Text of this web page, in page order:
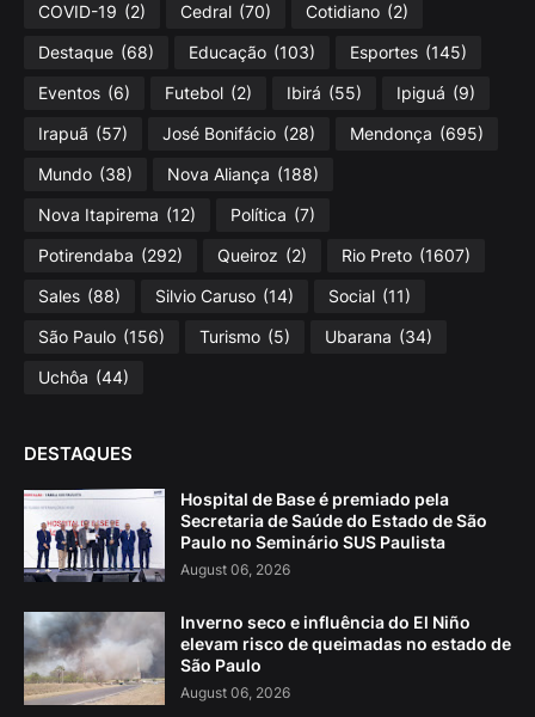
COVID-19 (2) Cedral (70) Cotidiano (2)
Destaque (68) Educação (103) Esportes (145)
Eventos (6) Futebol (2) Ibirá (55) Ipiguá (9)
Irapuã (57) José Bonifácio (28) Mendonça (695)
Mundo (38) Nova Aliança (188)
Nova Itapirema (12) Política (7)
Potirendaba (292) Queiroz (2) Rio Preto (1607)
Sales (88) Silvio Caruso (14) Social (11)
São Paulo (156) Turismo (5) Ubarana (34)
Uchôa (44)
DESTAQUES
Hospital de Base é premiado pela
Secretaria de Saúde do Estado de São
Paulo no Seminário SUS Paulista
August 06, 2026
Inverno seco e influência do El Niño
elevam risco de queimadas no estado de
São Paulo
August 06, 2026